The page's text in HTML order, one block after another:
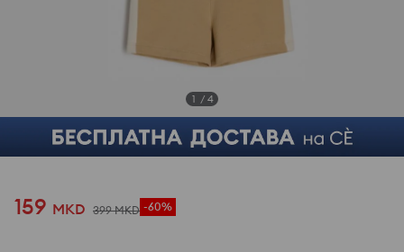
1 / 4
159 MKD 399 MKD -60%